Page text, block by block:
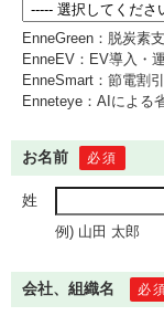
EnneGreen：脱炭素
EnneEV：EV導入・
EnneSmart：節電割
Enneteye：AIによる
お名前 必須
姓
例) 山田 太郎
会社、組織名 必